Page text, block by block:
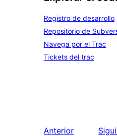
Registro de desarrollo
Repositorio de
Navega por el Trac
Tickets del trac
Anterior